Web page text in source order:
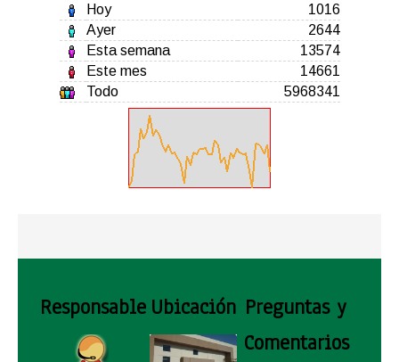
Hoy
1016
Ayer
2644
Esta semana
13574
Este mes
14661
Todo
5968341
Responsable Ubicación Preguntas y
Comentarios